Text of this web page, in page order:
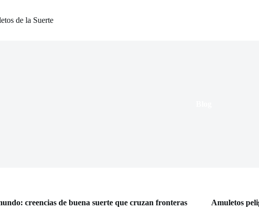
de la Suerte
creencias de buena suerte que cruzan fronteras Amuletos